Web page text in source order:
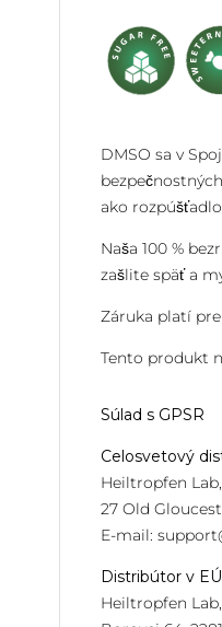
DMSO sa v
ako
Naša 100 %
zašlite späť a
Záruka platí
Tento produkt
Súlad s GPSR
Celosvetový
Heiltropfen
27 Old
E-mail:
Distribútor v
Heiltropfen